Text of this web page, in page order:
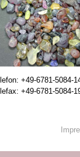
+49-6781-5084-
+49-6781-5084-